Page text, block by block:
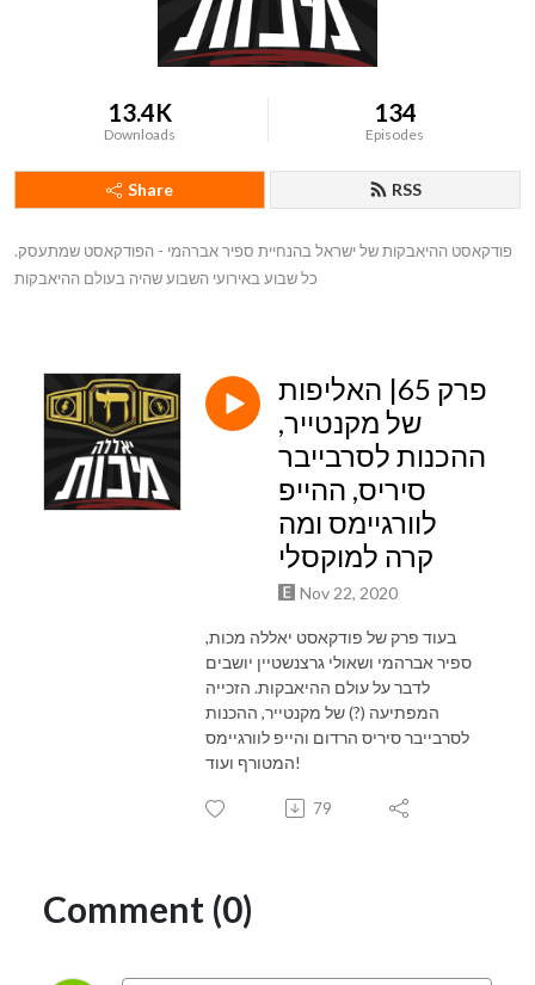
13.4K
Downloads
134
Episodes
Share RSS
.פודקאסט ההיאבקות של ישראל בהנחיית ספיר אברהמי - הפודקאסט שמתעסק
כל שבוע באירועי השבוע שהיה בעולם ההיאבקות
פרק 65| האליפות
של מקנטייר,
ההכנות לסרבייבר
סיריס, ההייפ
לוורגיימס ומה
קרה למוקסלי
Nov 22, 2020
בעוד פרק של פודקאסט יאללה מכות,
ספיר אברהמי ושאולי גרצנשטיין יושבים
לדבר על עולם ההיאבקות. הזכייה
המפתיעה (?) של מקנטייר, ההכנות
לסרבייבר סיריס הרדום והייפ לוורגיימס
המטורף ועוד!
79
Comment (0)